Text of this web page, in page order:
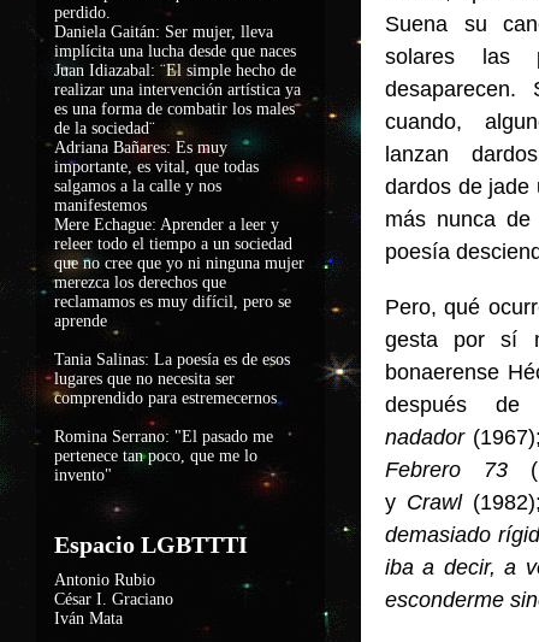
Suena su
solares las
cuando,
lanzan
dardos de jade
más nunca
poesía
Pero, qué
gesta por sí
bonaerense
después
nadador
Febrero 73
y Crawl
demasiado
iba a decir, a
esconderme
perdido.
Daniela Gaitán: Ser mujer, lleva
implícita una lucha desde que naces
Juan Idiazabal: ¨El simple hecho de
realizar una intervención artística ya
es una forma de combatir los males
de la sociedad¨
Adriana Bañares: Es muy
importante, es vital, que todas
salgamos a la calle y nos
manifestemos
Mere Echague: Aprender a leer y
releer todo el tiempo a un sociedad
que no cree que yo ni ninguna mujer
merezca los derechos que
reclamamos es muy difícil, pero se
aprende
Tania Salinas: La poesía es de esos
lugares que no necesita ser
comprendido para estremecernos
Romina Serrano: "El pasado me
pertenece tan poco, que me lo
invento"
Espacio LGBTTTI
Antonio Rubio
César I. Graciano
Iván Mata